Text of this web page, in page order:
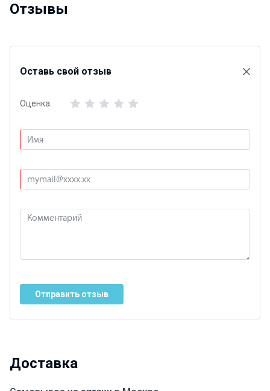
Отзывы
Оставь свой отзыв
Оценка:
Отправить отзыв
Доставка